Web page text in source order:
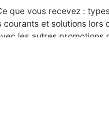
que vous recevez :
courants et solutions lors
les autres promotions